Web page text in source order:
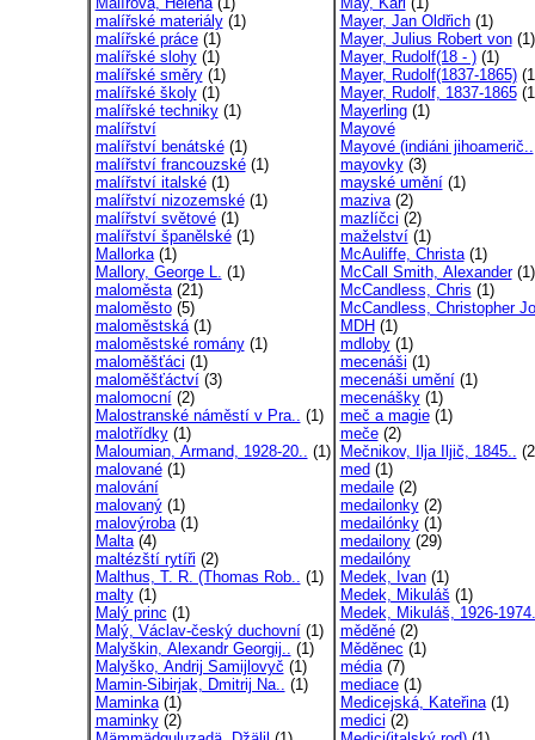
malířské materiály(1)
malířské práce(1)
malířské slohy(1)
malířské směry(1)
malířské školy(1)
malířské techniky(1)
malířství
malířství benátské(1)
malířství francouzské(1)
malířství italské(1)
malířství nizozemské(1)
malířství světové(1)
malířství španělské(1)
Mallorka(1)
Mallory, George L. (1)
maloměsta(21)
maloměsto(5)
maloměstská(1)
maloměstské romány(1)
maloměšťáci (1)
maloměšťáctví(3)
malomocní(2)
Malostranské náměstí v Pra.. (1)
malotřídky(1)
Maloumian, Armand, 1928-20.. (1)
malované(1)
malování
malovaný(1)
malovýroba(1)
Malta(4)
maltézští rytíři (2)
Malthus, T. R. (Thomas Rob.. (1)
malty(1)
Malý princ (1)
Malý, Václav-český duchovní(1)
Malyškin, Alexandr Georgij.. (1)
Malyško, Andrij Samijlovyč (1)
Mamin-Sibirjak, Dmitrij Na.. (1)
Maminka(1)
maminky(2)
Mayer, Jan Oldřich(1)
Mayer, Julius Robert von(1)
Mayer, Rudolf(18 - )(1)
Mayer, Rudolf(1837-1865)
Mayer, Rudolf, 1837-1865
Mayerling(1)
Mayové
Mayové (indiáni jihoamerič..
mayovky(3)
mayské umění(1)
maziva(2)
mazlíčci (2)
maželství(1)
McAuliffe, Christa(1)
McCall Smith, Alexander(1)
McCandless, Chris (1)
McCandless, Christopher
MDH (1)
mdloby(1)
mecenáši (1)
mecenáši umění(1)
mecenášky(1)
meč a magie(1)
meče(2)
Mečnikov, Ilja Iljič, 1845..
med (1)
medaile(2)
medailonky(2)
medailónky(1)
medailony(29)
medailóny
Medek, Ivan(1)
Medek, Mikuláš (1)
Medek, Mikuláš, 1926-
měděné(2)
Měděnec (1)
média(7)
mediace(1)
Medicejská, Kateřina(1)
medici (2)